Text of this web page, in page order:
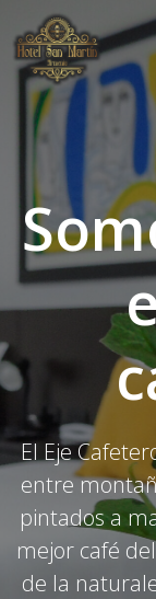
El Eje
entre
pintados a
mejor café
de la